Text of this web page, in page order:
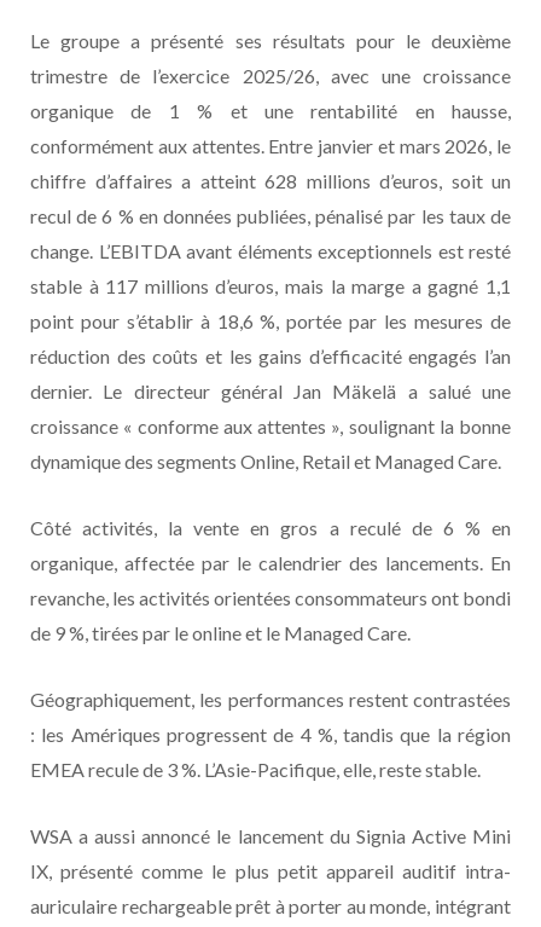
Le groupe a présenté ses résultats pour le deuxième
trimestre de l’exercice 2025/26, avec une croissance
organique de 1 % et une rentabilité en hausse,
conformément aux attentes. Entre janvier et mars 2026, le
chiffre d’affaires a atteint 628 millions d’euros, soit un
recul de 6 % en données publiées, pénalisé par les taux de
change. L’EBITDA avant éléments exceptionnels est resté
stable à 117 millions d’euros, mais la marge a gagné 1,1
point pour s’établir à 18,6 %, portée par les mesures de
réduction des coûts et les gains d’efficacité engagés l’an
dernier. Le directeur général Jan Mäkelä a salué une
croissance « conforme aux attentes », soulignant la bonne
dynamique des segments Online, Retail et Managed Care.
Côté activités, la vente en gros a reculé de 6 % en
organique, affectée par le calendrier des lancements. En
revanche, les activités orientées consommateurs ont bondi
de 9 %, tirées par le online et le Managed Care.
Géographiquement, les performances restent contrastées
: les Amériques progressent de 4 %, tandis que la région
EMEA recule de 3 %. L’Asie-Pacifique, elle, reste stable.
WSA a aussi annoncé le lancement du Signia Active Mini
IX, présenté comme le plus petit appareil auditif intra-
auriculaire rechargeable prêt à porter au monde, intégrant